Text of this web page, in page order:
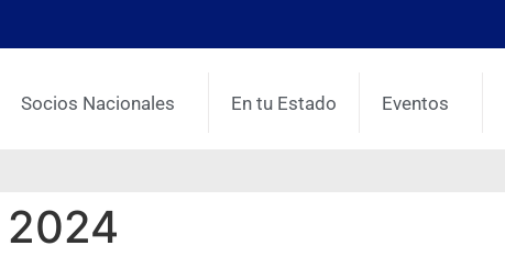
Socios Nacionales En tu Estado Eventos